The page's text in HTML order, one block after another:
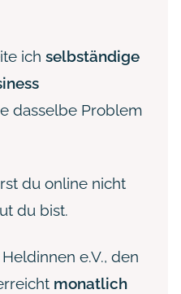
ich selbständige
dasselbe Problem
du online nicht
du bist.
e.V., den
monatlich